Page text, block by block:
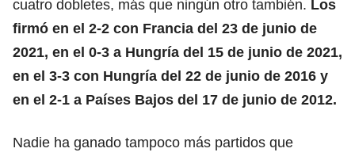
cuatro dobletes, más que ningún otro también. Los
firmó en el 2-2 con Francia del 23 de junio de
2021, en el 0-3 a Hungría del 15 de junio de 2021,
en el 3-3 con Hungría del 22 de junio de 2016 y
en el 2-1 a Países Bajos del 17 de junio de 2012.
Nadie ha ganado tampoco más partidos que